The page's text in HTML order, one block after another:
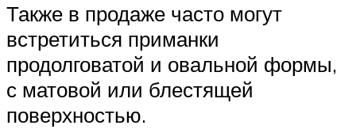
Также в продаже часто могут
встретиться приманки
продолговатой и овальной формы,
с матовой или блестящей
поверхностью.